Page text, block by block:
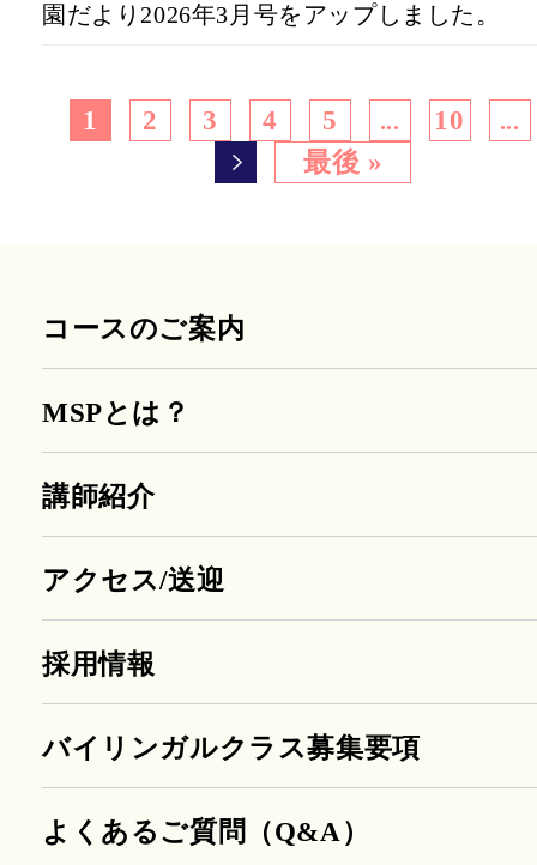
園だより2026年3月号をアップしました。
1 2 3 4 5 ... 10 ...
最後 »
コースのご案内
MSPとは？
講師紹介
アクセス/送迎
採用情報
バイリンガルクラス募集要項
よくあるご質問（Q&A）